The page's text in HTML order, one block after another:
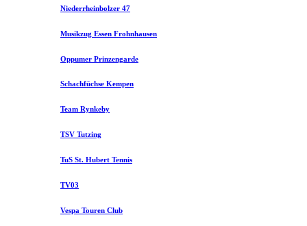
Niederrheinbolzer 47
Musikzug Essen Frohnhausen
Oppumer Prinzengarde
Schachfüchse Kempen
Team Rynkeby
TSV Tutzing
TuS St. Hubert Tennis
TV03
Vespa Touren Club